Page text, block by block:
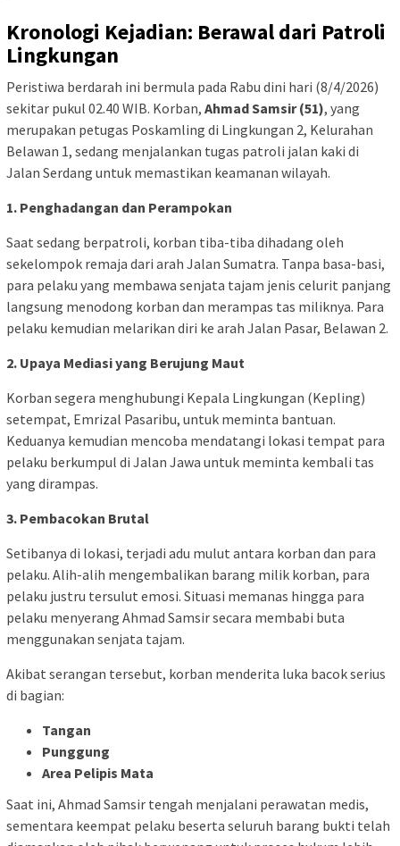
Kronologi Kejadian: Berawal dari Patroli
Lingkungan
​Peristiwa berdarah ini bermula pada Rabu dini hari (8/4/2026)
sekitar pukul 02.40 WIB. Korban, Ahmad Samsir (51), yang
merupakan petugas Poskamling di Lingkungan 2, Kelurahan
Belawan 1, sedang menjalankan tugas patroli jalan kaki di
Jalan Serdang untuk memastikan keamanan wilayah.
1. Penghadangan dan Perampokan
Saat sedang berpatroli, korban tiba-tiba dihadang oleh
sekelompok remaja dari arah Jalan Sumatra. Tanpa basa-basi,
para pelaku yang membawa senjata tajam jenis celurit panjang
langsung menodong korban dan merampas tas miliknya. Para
pelaku kemudian melarikan diri ke arah Jalan Pasar, Belawan 2.
2. Upaya Mediasi yang Berujung Maut
Korban segera menghubungi Kepala Lingkungan (Kepling)
setempat, Emrizal Pasaribu, untuk meminta bantuan.
Keduanya kemudian mencoba mendatangi lokasi tempat para
pelaku berkumpul di Jalan Jawa untuk meminta kembali tas
yang dirampas.
3. Pembacokan Brutal
Setibanya di lokasi, terjadi adu mulut antara korban dan para
pelaku. Alih-alih mengembalikan barang milik korban, para
pelaku justru tersulut emosi. Situasi memanas hingga para
pelaku menyerang Ahmad Samsir secara membabi buta
menggunakan senjata tajam.
​Akibat serangan tersebut, korban menderita luka bacok serius
di bagian:
Tangan
Punggung
Area Pelipis Mata
​Saat ini, Ahmad Samsir tengah menjalani perawatan medis,
sementara keempat pelaku beserta seluruh barang bukti telah